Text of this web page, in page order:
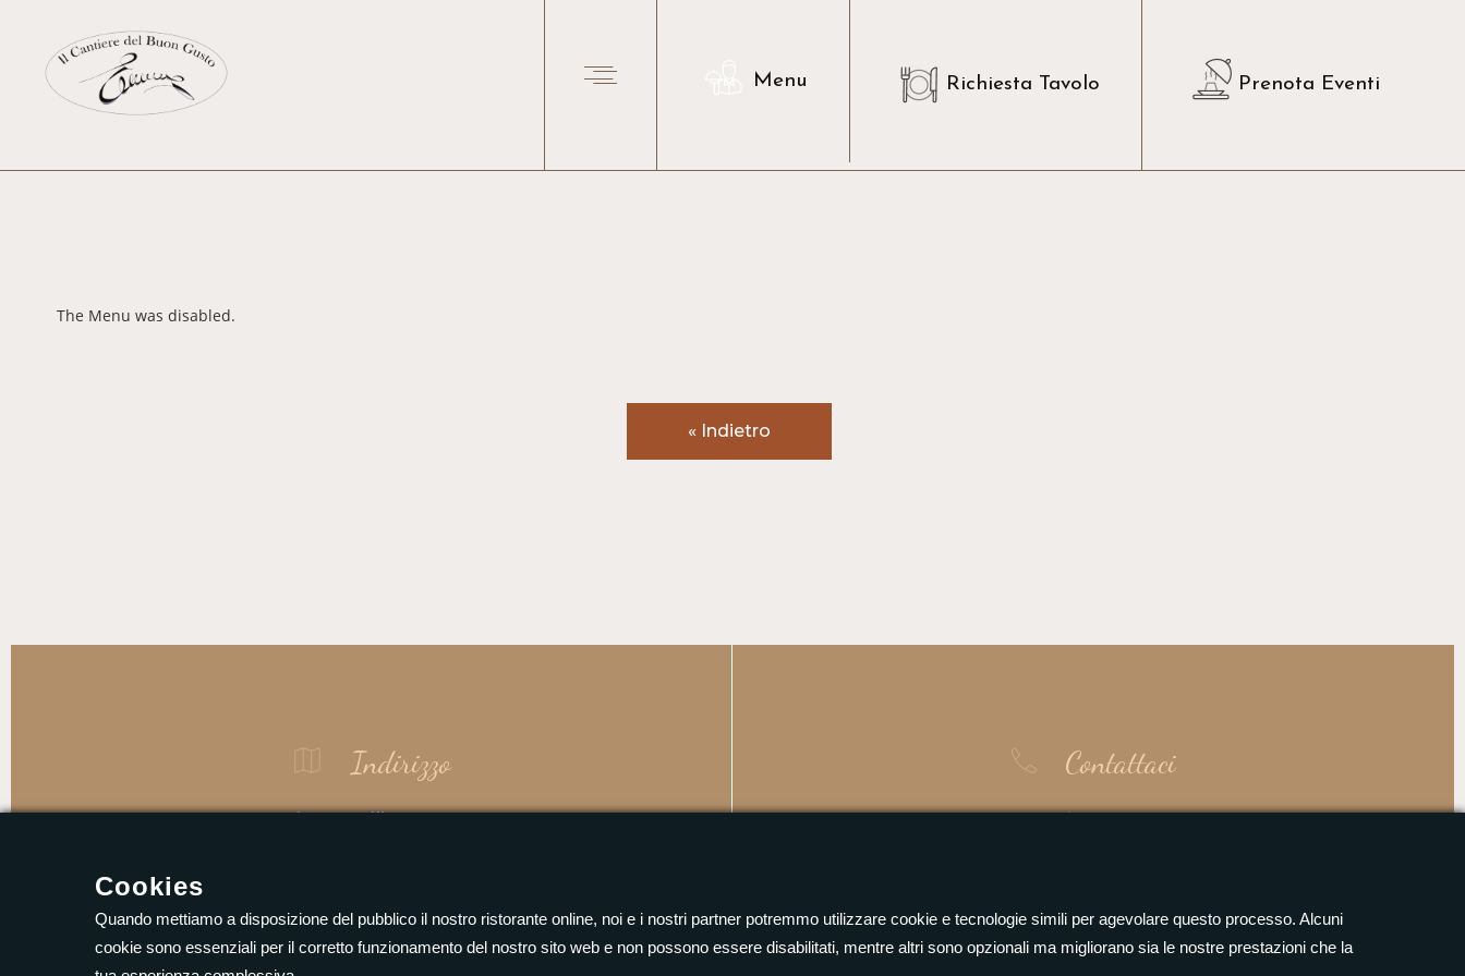
Menu Richiesta Tavolo Prenota Eventi
The Menu was disabled.
« Indietro
Indirizzo
Via Camollia, 88-90
Contattaci
Merc - Sab: 19:00 – 23:45
Cookies
Quando mettiamo a disposizione del pubblico il nostro ristorante online, noi e i nostri partner potremmo utilizzare cookie e tecnologie simili per agevolare questo processo. Alcuni
cookie sono essenziali per il corretto funzionamento del nostro sito web e non possono essere disabilitati, mentre altri sono opzionali ma migliorano sia le nostre prestazioni che la